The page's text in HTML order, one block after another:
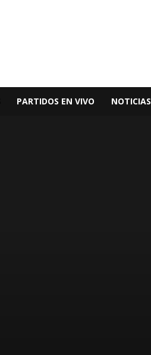
PARTIDOS EN VIVO NOTICIAS